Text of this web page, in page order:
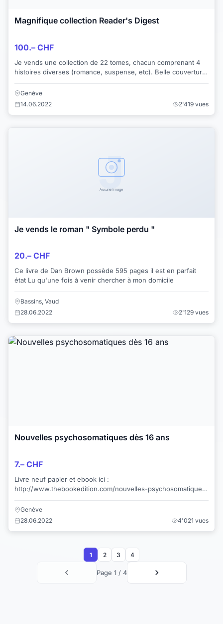
Magnifique collection Reader's Digest
100.– CHF
Je vends une collection de 22 tomes, chacun comprenant 4
histoires diverses (romance, suspense, etc). Belle couverture
Genève
14.06.2022
2'419 vues
Je vends le roman " Symbole perdu "
20.– CHF
Ce livre de Dan Brown possède 595 pages il est en parfait
état Lu qu'une fois à venir chercher à mon domicile
Bassins, Vaud
28.06.2022
2'129 vues
Nouvelles psychosomatiques dès 16 ans
7.– CHF
Livre neuf papier et ebook ici :
http://www.thebookedition.com/nouvelles-psychosomatiques-
Genève
28.06.2022
4'021 vues
Page 1 / 4
1 2 3 4